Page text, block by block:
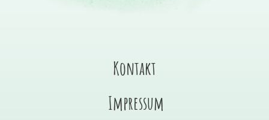
Kontakt
Impressum